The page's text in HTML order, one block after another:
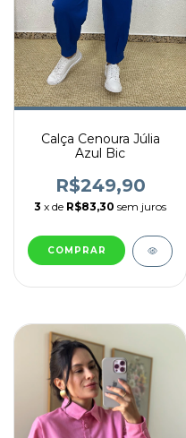
Calça Cenoura Júlia
Azul Bic
R$249,90
3 x de R$83,30 sem juros
COMPRAR